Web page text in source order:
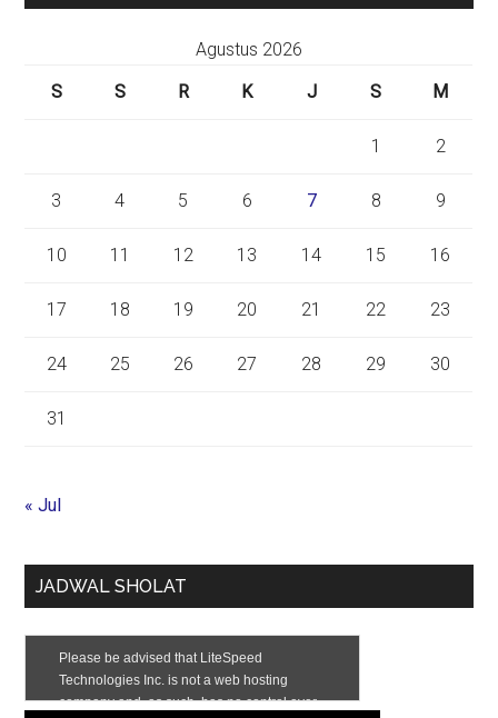
Agustus 2026
S
S R K J S M
1 2
3 4 5 6 7 8 9
10 11 12 13 14 15 16
17 18 19 20 21 22 23
24 25 26 27 28 29 30
31
« Jul
JADWAL SHOLAT